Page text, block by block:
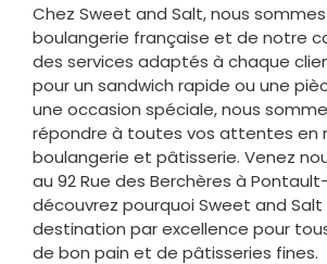
Chez Sweet and Salt, nous
boulangerie française et de notre
des services adaptés à chaque
pour un sandwich rapide ou une
une occasion spéciale, nous
répondre à toutes vos attentes en
boulangerie et pâtisserie. Venez
au 92 Rue des Berchères à
découvrez pourquoi Sweet and
destination par excellence pour
de bon pain et de pâtisseries fines.